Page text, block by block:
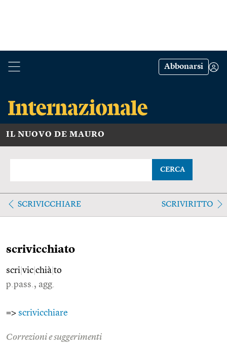
Abbonarsi
IL NUOVO DE MAURO
CERCA
SCRIVICCHIARE SCRIVIRITTO
scrivicchiato
scri vic chià to
p.pass., agg.
=> scrivicchiare
Correzioni e suggerimenti